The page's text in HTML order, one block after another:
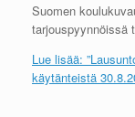
Suomen
tarjouspyynnöissä
Lue lisää:
käytänteistä